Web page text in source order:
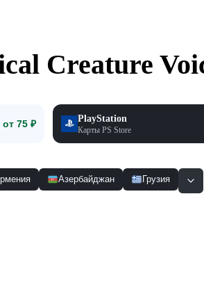
Creature
от 75 ₽ PlayStation
Карты PS Store
Азербайджан Грузия